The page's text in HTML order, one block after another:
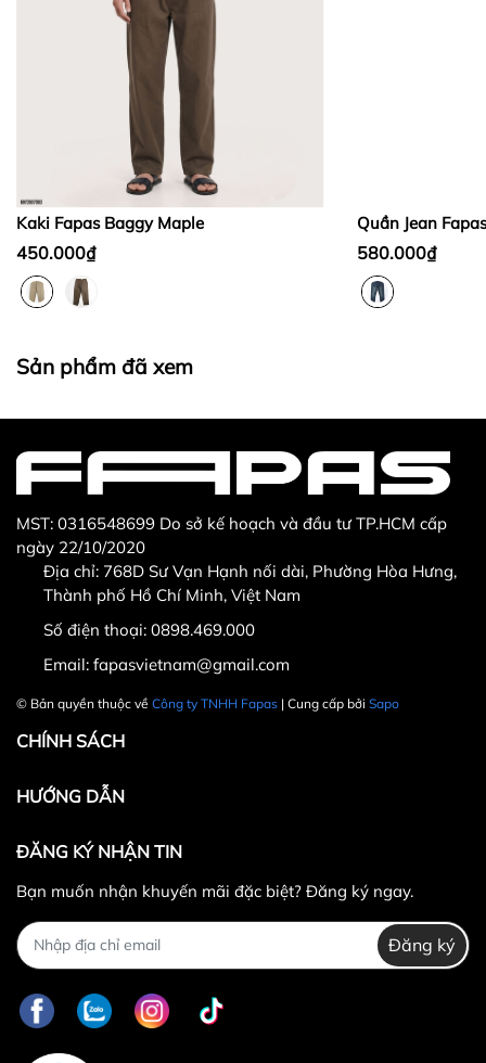
Bước 3
Sản phẩm không đúng với đơn hàng đã đặt
Sản phẩm bị hư hỏng khi nhìn bằng mắt thường
Hotline CSKH: 090 376 9205
Fanpage:FACEBOOK.COM/FAPAS.VN
Kaki Fapas Baggy Maple
450.000₫
Quần Jean
580.000₫
Sản phẩm đã xem
MST: 0316548699 Do sở kế hoạch và đầu tư TP.HCM cấp
ngày 22/10/2020
Địa chỉ: 768D Sư Vạn Hạnh nối dài, Phường Hòa Hưng,
Thành phố Hồ Chí Minh, Việt Nam
Số điện thoại: 0898.469.000
Email: fapasvietnam@gmail.com
© Bản quyền thuộc về Công ty TNHH Fapas | Cung cấp bởi Sapo
CHÍNH SÁCH
HƯỚNG DẪN
ĐĂNG KÝ NHẬN TIN
Bạn muốn nhận khuyến mãi đặc biệt? Đăng ký ngay.
Đăng ký